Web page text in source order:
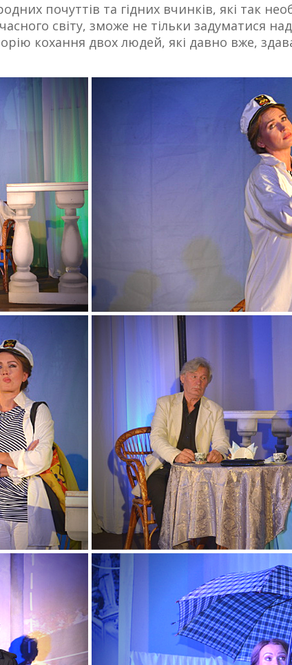
почуттів та гідних вчинків, які так
світу, зможе не тільки задуматися
кохання двох людей, які давно вже,